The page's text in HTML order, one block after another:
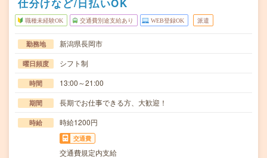
仕分けなど/日払いOK
職種未経験OK 交通費別途支給あり WEB登録OK 派遣
勤務地 新潟県長岡市
曜日頻度 シフト制
時間 13:00～21:00
期間 長期でお仕事できる方、大歓迎！
時給 時給1200円
交通費
交通費規定内支給